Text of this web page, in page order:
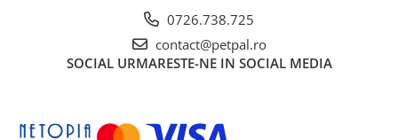
0726.738.725
contact@petpal.ro
SOCIAL URMARESTE-NE IN SOCIAL MEDIA